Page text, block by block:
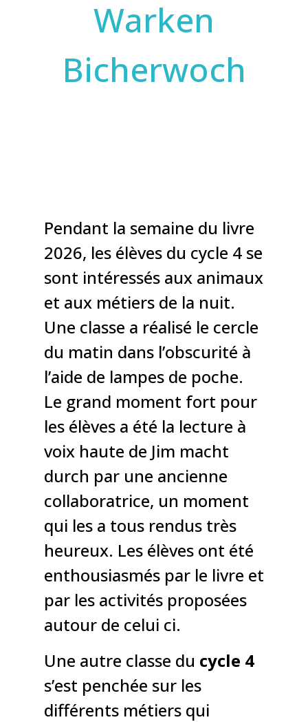
Warken
Bicherwoch
Pendant la semaine du livre
2026, les élèves du cycle 4 se
sont intéressés aux animaux
et aux métiers de la nuit.
Une classe a réalisé le cercle
du matin dans l’obscurité à
l’aide de lampes de poche.
Le grand moment fort pour
les élèves a été la lecture à
voix haute de Jim macht
durch par une ancienne
collaboratrice, un moment
qui les a tous rendus très
heureux. Les élèves ont été
enthousiasmés par le livre et
par les activités proposées
autour de celui ci.
Une autre classe du cycle 4
s’est penchée sur les
différents métiers qui